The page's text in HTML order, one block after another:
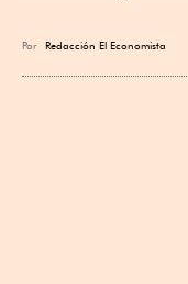
Por Redacción El Economista